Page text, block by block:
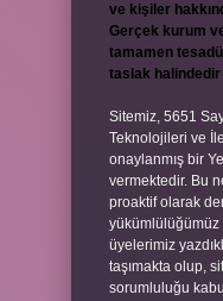
ve kişiler
Gerçek kurum
tamamen
taslak
Sitemiz, 5651
Teknolojileri ve
onaylanmış bir
vermektedir. Bu
proaktif olarak
yükümlülüğümüz
üyelerimiz
taşımakta olup,
sorumluluğu